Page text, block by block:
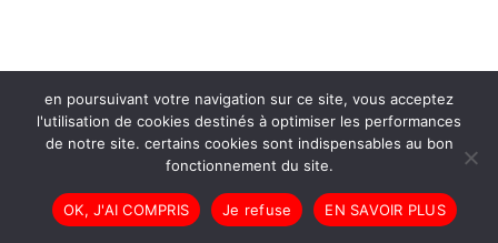
en poursuivant votre navigation sur ce site, vous acceptez
l'utilisation de cookies destinés à optimiser les performances
de notre site. certains cookies sont indispensables au bon
fonctionnement du site.
OK, J'AI COMPRIS Je refuse EN SAVOIR PLUS